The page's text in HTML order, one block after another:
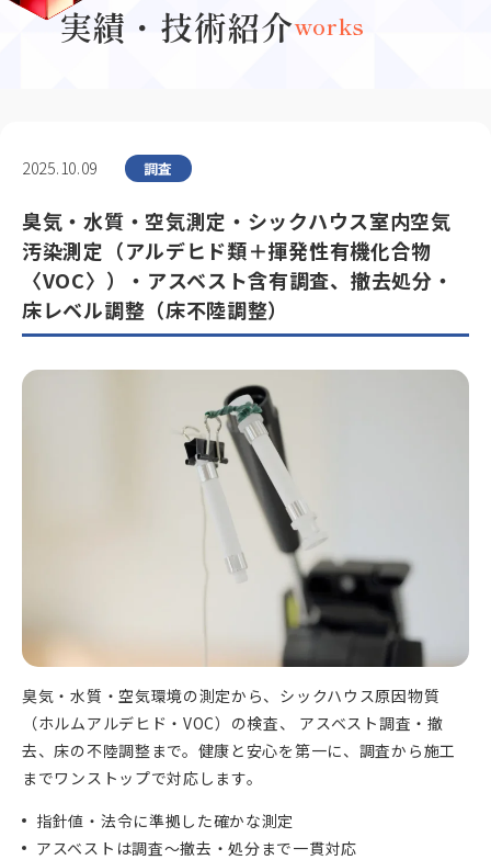
実績・技術紹介works
2025.10.09 調査
臭気・水質・空気測定・シックハウス室内空気
汚染測定（アルデヒド類＋揮発性有機化合物
〈VOC〉）・アスベスト含有調査、撤去処分・
床レベル調整（床不陸調整）
臭気・水質・空気環境の測定から、シックハウス原因物質
（ホルムアルデヒド・VOC）の検査、 アスベスト調査・撤
去、床の不陸調整まで。健康と安心を第一に、調査から施工
までワンストップで対応します。
指針値・法令に準拠した確かな測定
アスベストは調査〜撤去・処分まで一貫対応